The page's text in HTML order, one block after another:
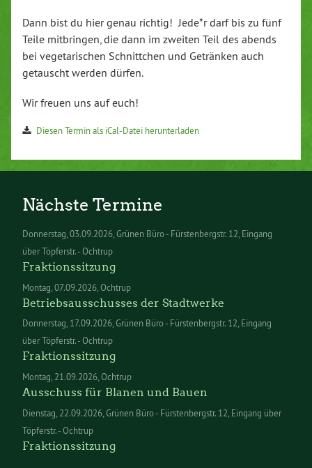
Dann bist du hier genau richtig! Jede*r darf bis zu fünf
Teile mitbringen, die dann im zweiten Teil des abends
bei vegetarischen Schnittchen und Getränken auch
getauscht werden dürfen.
Wir freuen uns auf euch!
Diesen Termin als iCal-Datei herunterladen
Nächste Termine
Donnerstag 03.09.2026 Grünen Büro - Fürstenbergstr. 12, Eingang
über Töpferstr. - Ochtrup
Fraktionssitzung
Montag 07.09.2026 Ochtrup
Betriebsausschusses der Stadtwerke
Donnerstag 17.09.2026 Grünen Büro - Fürstenbergstr. 12, Eingang
über Töpferstr. - Ochtrup
Fraktionssitzung
Montag 21.09.2026 Ochtrup
Ausschuss für Blanen und Bauen
Dienstag 22.09.2026 Grünen Büro - Fürstenbergstr. 12, Eingang über
Töpferstr. - Ochtrup
Fraktionssitzung